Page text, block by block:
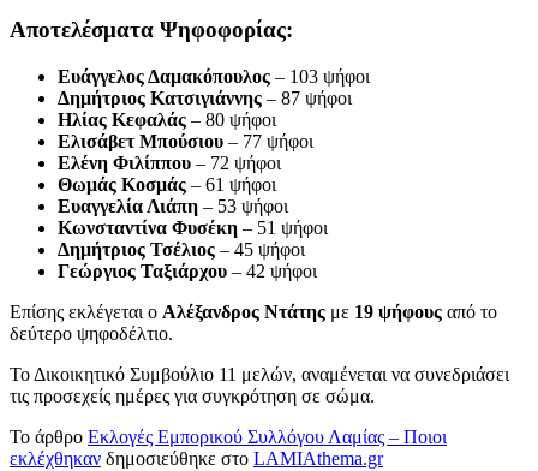
Αποτελέσματα Ψηφοφορίας:
Ευάγγελος Δαμακόπουλος – 103 ψήφοι
Δημήτριος Κατσιγιάννης – 87 ψήφοι
Ηλίας Κεφαλάς – 80 ψήφοι
Ελισάβετ Μπούσιου – 77 ψήφοι
Ελένη Φιλίππου – 72 ψήφοι
Θωμάς Κοσμάς – 61 ψήφοι
Ευαγγελία Λιάπη – 53 ψήφοι
Κωνσταντίνα Φυσέκη – 51 ψήφοι
Δημήτριος Τσέλιος – 45 ψήφοι
Γεώργιος Ταξιάρχου – 42 ψήφοι
Επίσης εκλέγεται ο Αλέξανδρος Ντάτης με 19 ψήφους από το
δεύτερο ψηφοδέλτιο.
Το Δικοικητικό Συμβούλιο 11 μελών, αναμένεται να συνεδριάσει
τις προσεχείς ημέρες για συγκρότηση σε σώμα.
Το άρθρο Εκλογές Εμπορικού Συλλόγου Λαμίας – Ποιοι
εκλέχθηκαν δημοσιεύθηκε στο LAMIAthema.gr